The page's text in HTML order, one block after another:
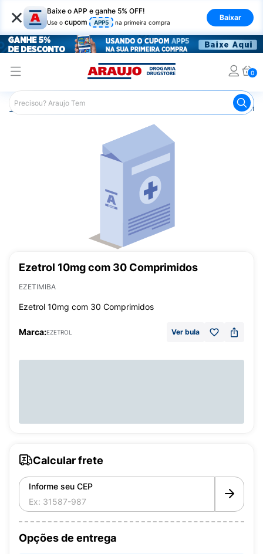
× Baixe o APP e ganhe 5% OFF!
Use o cupom APP5 na primeira compra
Baixar
0
Araujo Medicamentos
Ezetrol 10mg com 30 Comprimidos
EZETIMIBA
Ezetrol 10mg com 30 Comprimidos
Marca:EZETROL Ver bula
Calcular frete
Informe seu CEP
Opções de entrega